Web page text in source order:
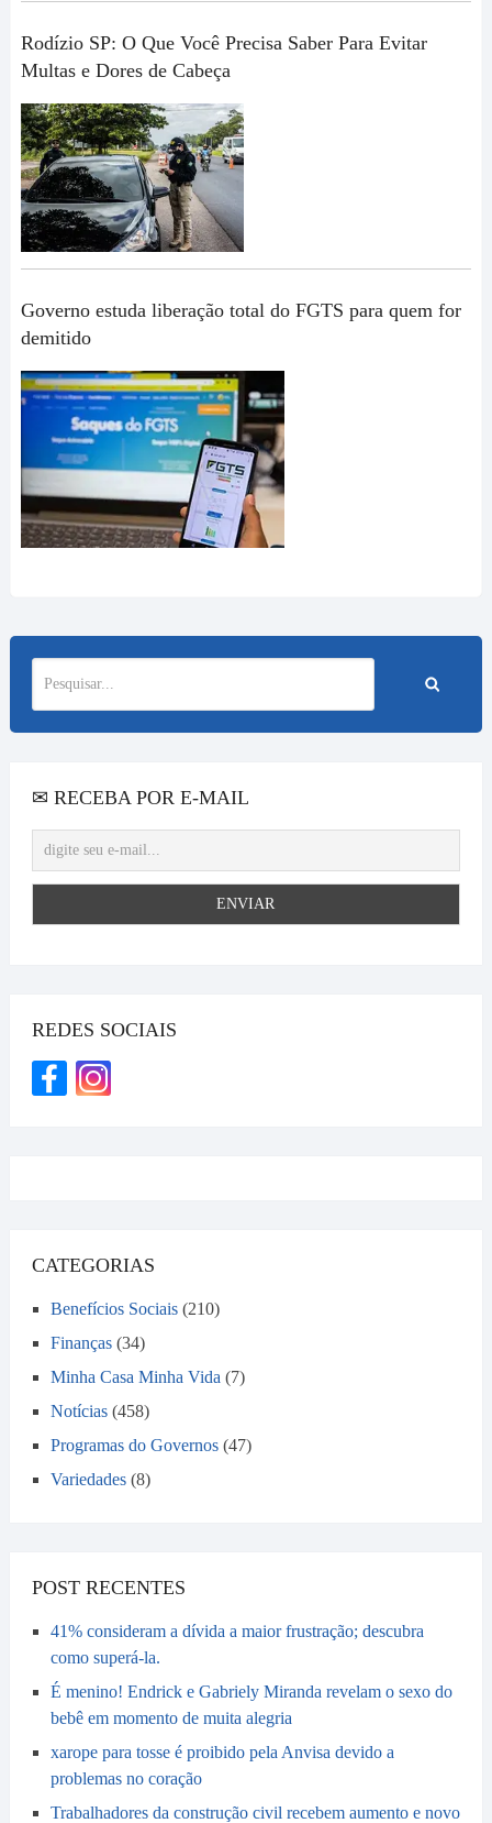
Rodízio SP: O Que Você Precisa Saber Para Evitar
Multas e Dores de Cabeça
Governo estuda liberação total do FGTS para quem for
demitido
✉ RECEBA POR E-MAIL
REDES SOCIAIS
CATEGORIAS
Benefícios Sociais(210)
Finanças(34)
Minha Casa Minha Vida (7)
Notícias(458)
Programas do Governos(47)
Variedades(8)
POST RECENTES
41% consideram a dívida a maior frustração; descubra
como superá-la.
É menino! Endrick e Gabriely Miranda revelam o sexo do
bebê em momento de muita alegria
xarope para tosse é proibido pela Anvisa devido a
problemas no coração
Trabalhadores da construção civil recebem aumento e novo